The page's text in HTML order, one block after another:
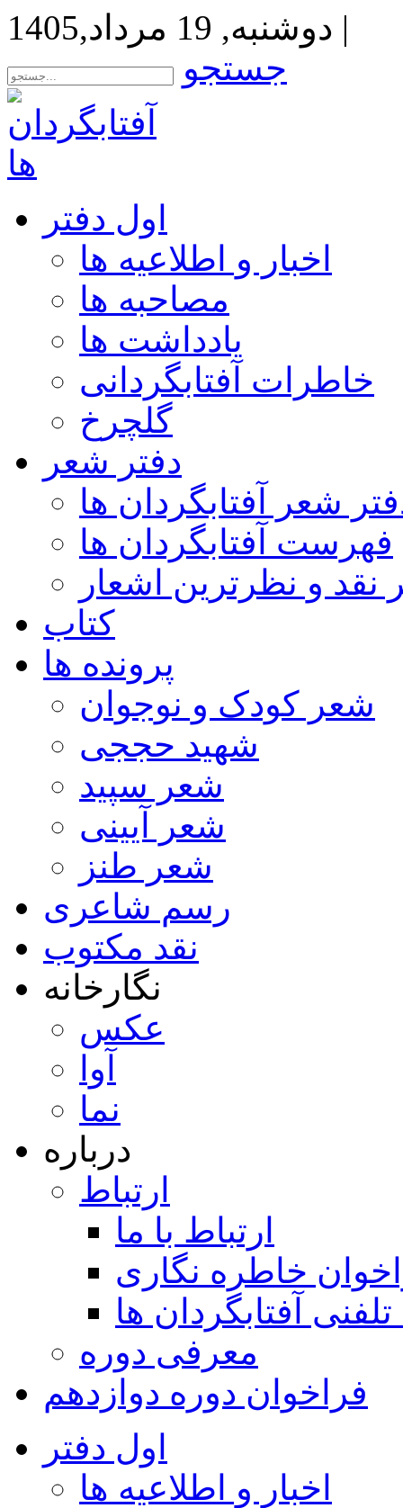
دوشنبه, 19 مرداد,1405 |
جستجو
اول دفتر
اخبار و اطلاعیه ها
مصاحبه ها
یادداشت ها
خاطرات آفتابگردانی
گلچرخ
دفتر شعر
شعر آفتابگردان ها
فهرست آفتابگردان ها
نقد و نظرترین اشعار
کتاب
پرونده ها
شعر کودک و نوجوان
شهید حججی
شعر سپید
شعر آیینی
شعر طنز
رسم شاعری
نقد مکتوب
نگارخانه
عکس
آوا
نما
درباره
ارتباط
ارتباط با ما
خاطره نگاری
تلفنی آفتابگردان ها
معرفی دوره
فراخوان دوره دوازدهم
اول دفتر
اخبار و اطلاعیه ها